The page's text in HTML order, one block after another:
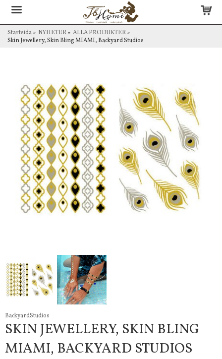
Startsida» NYHETER» ALLA PRODUKTER»
Skin Jewellery, Skin Bling MIAMI, Backyard Studios
BackyardStudios
SKIN JEWELLERY, SKIN BLING
MIAMI, BACKYARD STUDIOS